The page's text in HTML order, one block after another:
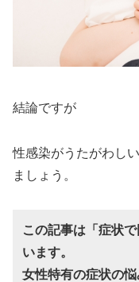
結論ですが
性感染がうたがわし
ましょう。
この記事は「症状
います。
女性特有の症状の